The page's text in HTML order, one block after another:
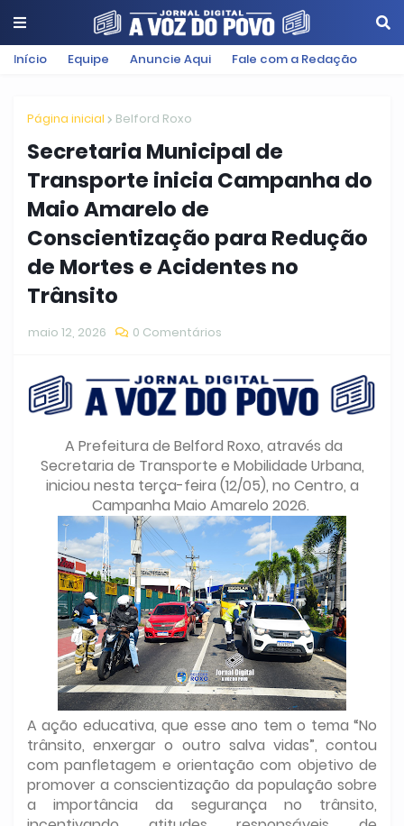
Início Equipe Anuncie Aqui Fale com a Redação
Página inicial Belford Roxo
Secretaria Municipal de
Transporte inicia Campanha do
Maio Amarelo de
Conscientização para Redução
de Mortes e Acidentes no
Trânsito
maio 12, 2026 0 Comentários
A Prefeitura de Belford Roxo, através da
Secretaria de Transporte e Mobilidade Urbana,
iniciou nesta terça-feira (12/05), no Centro, a
Campanha Maio Amarelo 2026.
A ação educativa, que esse ano tem o tema “No
trânsito, enxergar o outro salva vidas”, contou
com panfletagem e orientação com objetivo de
promover a conscientização da população sobre
a importância da segurança no trânsito,